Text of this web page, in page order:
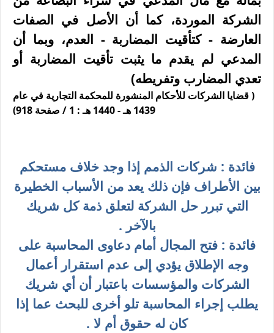
الشركة الموردة، كما أن الأصل في الصفات
العارضة - كتأقيت المضاربة - العدم، وبما أن
المدعي لم يقدم ما يثبت تأقيت المضاربة أو
تعدي المضارب وتفريطه)
( قضايا الشركات للأحكام المنشورة للمحكمة التجارية في عام
1439 هـ - 1440 هـ : 1 / صفحة 918)
فائدة : شركات الذمم إذا وجد خلاف مستحكم
بين الأطراف فإن ذلك يعد من الأسباب الخطيرة
التي تبرر حل الشركة لتعلق ذمة كل شريك
بالآخر .
فائدة : فتح المجال أمام دعاوى المحاسبة على
وجه الإطلاق يؤدي إلى عدم استقرار أعمال
الشركات والمؤسسات باعتبار أن أي شريك
يطلب إجراء المحاسبة تلو أخرى للبحث عما إذا
كان له حقوق أم لا .